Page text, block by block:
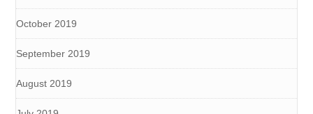
October 2019
September 2019
August 2019